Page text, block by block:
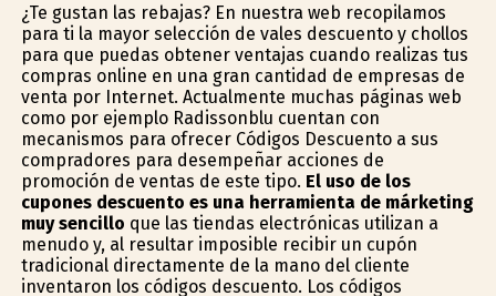
¿Te gustan las rebajas? En nuestra web recopilamos
para ti la mayor selección de vales descuento y chollos
para que puedas obtener ventajas cuando realizas tus
compras online en una gran cantidad de empresas de
venta por Internet. Actualmente muchas páginas web
como por ejemplo Radissonblu cuentan con
mecanismos para ofrecer Códigos Descuento a sus
compradores para desempeñar acciones de
promoción de ventas de este tipo. El uso de los
cupones descuento es una herramienta de márketing
muy sencillo que las tiendas electrónicas utilizan a
menudo y, al resultar imposible recibir un cupón
tradicional directamente de la mano del cliente
inventaron los códigos descuento. Los códigos